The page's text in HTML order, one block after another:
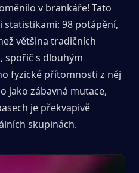
v brankáře! Tato
98 potápění,
většina tradičních
spořič s dlouhým
fyzické přítomnosti z něj
jako zábavná mutace,
je překvapivě
skupinách.